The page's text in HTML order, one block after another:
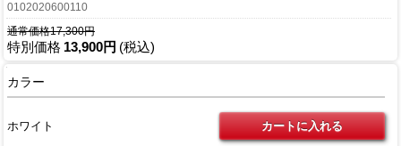
0102020600110
通常価格17,300円
特別価格 13,900円 (税込)
カラー
ホワイト